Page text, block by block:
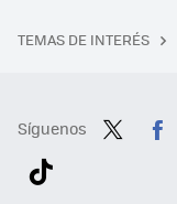
TEMAS DE INTERÉS
Síguenos